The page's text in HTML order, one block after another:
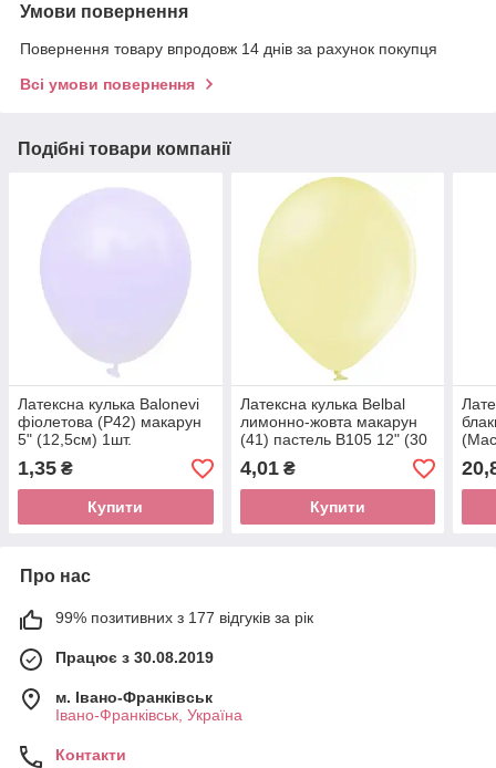
Умови повернення
Повернення товару впродовж 14 днів за рахунок покупця
Всі умови повернення
Подібні товари компанії
Латексна кулька Balonevi
фіолетова (P42) макарун
5" (12,5см) 1шт.
1,35 ₴
Купити
Латексна кулька Belbal
лимонно-жовта макарун
(41) пастель В105 12" (30
см) 1 шт
4,01₴
Купити
1шт
Про нас
99% позитивних з 177 відгуків за рік
Працює з 30.08.2019
м. Івано-Франківськ
Івано-Франківськ, Україна
Контакти